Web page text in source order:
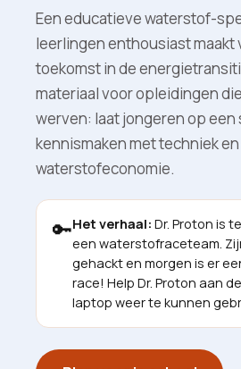
Een educatieve waterstof-
leerlingen enthousiast maakt
toekomst in de
materiaal voor opleidingen
werven: laat jongeren op
kennismaken met techniek
waterstofeconomie.
🔑Het verhaal: Dr. Proton is
een waterstofraceteam.
gehackt en morgen is er
race! Help Dr. Proton aan
laptop weer te kunnen